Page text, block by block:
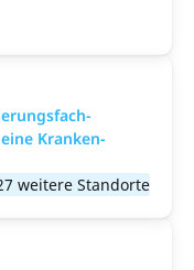
Kranken­
weitere Standorte